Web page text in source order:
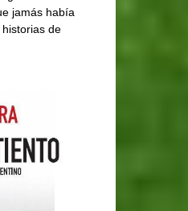
jamás había
de